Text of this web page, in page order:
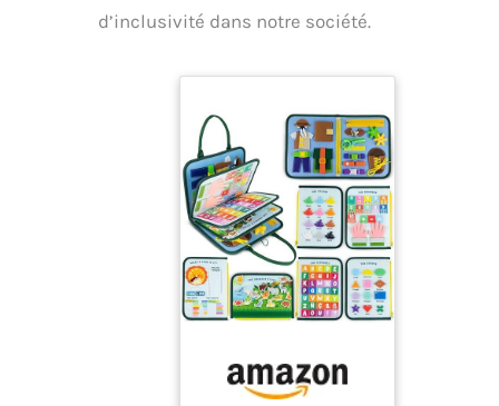
d’inclusivité dans notre société.